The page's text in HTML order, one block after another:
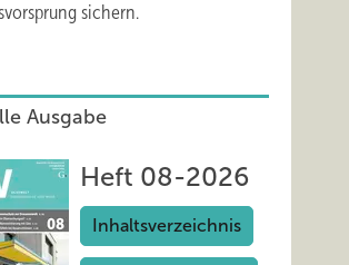
sichern.
Ausgabe
Heft 08-2026
Inhaltsverzeichnis